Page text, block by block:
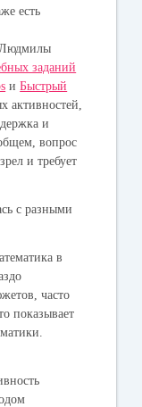
есть
Людмилы
заданий
иБыстрый
активностей,
и
вопрос
и требует
с разными
в
часто
показывает